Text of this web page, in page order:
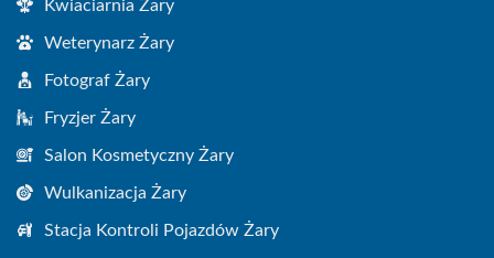
Kwiaciarnia Żary
Weterynarz Żary
Fotograf Żary
Fryzjer Żary
Salon Kosmetyczny Żary
Wulkanizacja Żary
Stacja Kontroli Pojazdów Żary